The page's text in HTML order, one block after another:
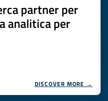
partner per
analitica per
DISCOVER MORE →